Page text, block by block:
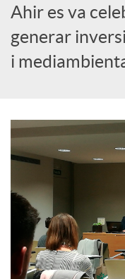
r
d
e
c
o
n
Ahir es va
generar
i